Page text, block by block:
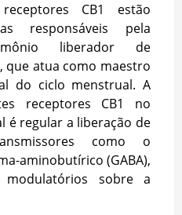
CB1 estão
responsáveis pela
liberador de
que atua como maestro
do ciclo menstrual. A
receptores CB1 no
é regular a liberação de
como o
aminobutírico (GABA),
sobre a